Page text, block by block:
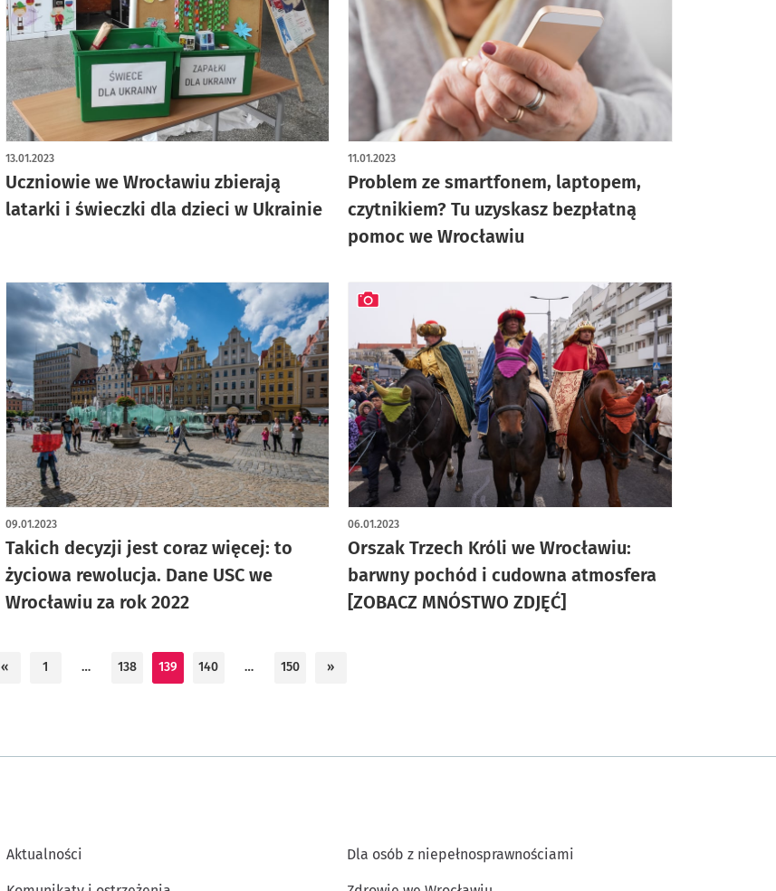
Uczniowie we Wrocławiu zbierają
latarki i świeczki dla dzieci w Ukrainie
13.01.2023
Problem ze smartfonem, laptopem,
czytnikiem? Tu uzyskasz bezpłatną
pomoc we Wrocławiu
11.01.2023
Takich decyzji jest coraz więcej: to
życiowa rewolucja. Dane USC we
Wrocławiu za rok 2022
09.01.2023
Orszak Trzech Króli we Wrocławiu:
barwny pochód i cudowna atmosfera
[ZOBACZ MNÓSTWO ZDJĘĆ]
06.01.2023
artykuł z galerią zdjęć
« 1 … 138 139 140 … 150 »
Aktualności Dla osób z niepełnosprawnościami